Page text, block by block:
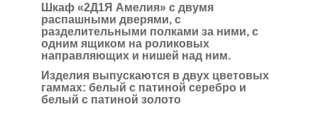
Шкаф «2Д1Я Амелия» с двумя
распашными дверями, с
разделительными полками за ними, с
одним ящиком на роликовых
направляющих и нишей над ним.
Изделия выпускаются в двух цветовых
гаммах: белый с патиной серебро и
белый с патиной золото